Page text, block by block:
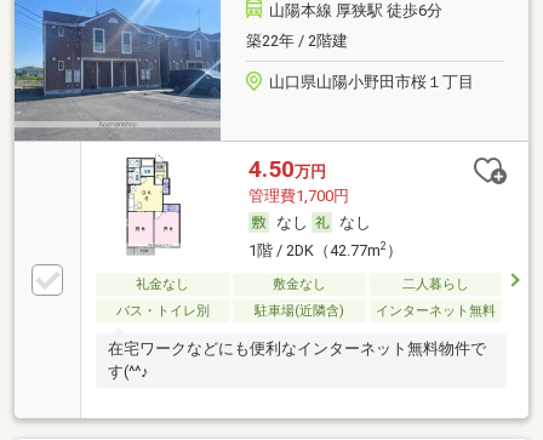
山陽本線 厚狭駅 徒歩6分
築22年 / 2階建
山口県山陽小野田市桜１丁目
4.50万円
管理費1,700円
なし
なし
1階 / 2DK（42.77m2）
礼金なし 敷金なし
二人暮らし
バス・トイレ別
駐車場(近隣含) インターネット無料
在宅ワークなどにも便利なインターネット無料物件で
す(^^♪